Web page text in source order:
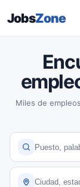
JobsZone
Miles de